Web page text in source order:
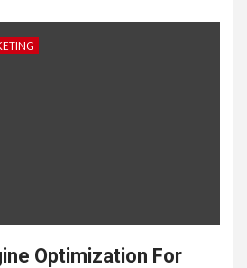
Optimization For